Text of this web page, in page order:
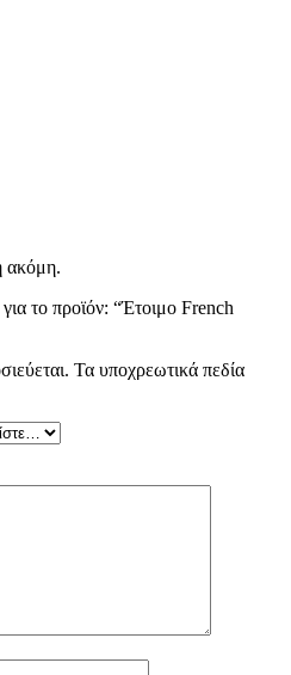
ακόμη.
το προϊόν: “Έτοιμο French
Τα υποχρεωτικά πεδία